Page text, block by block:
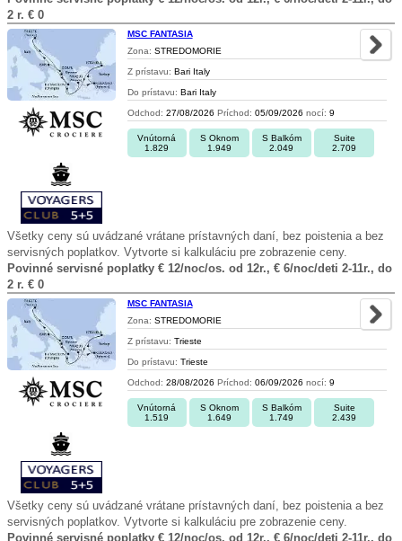
2 r. € 0
MSC FANTASIA
Zona: STREDOMORIE
Z prístavu: Bari Italy
Do prístavu: Bari Italy
Odchod: 27/08/2026 Príchod: 05/09/2026 nocí: 9
Vnútorná
1.829
S Oknom
1.949
S Balkóm
2.049
Suite
2.709
Všetky ceny sú uvádzané vrátane prístavných daní, bez poistenia a bez
servisných poplatkov. Vytvorte si kalkuláciu pre zobrazenie ceny.
Povinné servisné poplatky € 12/noc/os. od 12r., € 6/noc/deti 2-11r., do
2 r. € 0
MSC FANTASIA
Zona: STREDOMORIE
Z prístavu: Trieste
Do prístavu: Trieste
Odchod: 28/08/2026 Príchod: 06/09/2026 nocí: 9
Vnútorná
1.519
S Oknom
1.649
S Balkóm
1.749
Suite
2.439
Všetky ceny sú uvádzané vrátane prístavných daní, bez poistenia a bez
servisných poplatkov. Vytvorte si kalkuláciu pre zobrazenie ceny.
Povinné servisné poplatky € 12/noc/os. od 12r., € 6/noc/deti 2-11r., do